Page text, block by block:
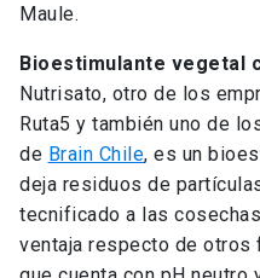
Maule.
Bioestimulante vegetal
Nutrisato, otro de los
Ruta5 y también uno de
de Brain Chile, es un
deja residuos de
tecnificado a las
ventaja respecto de